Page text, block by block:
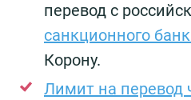
перевод с
санкционного
Корону.
Лимит на перевод